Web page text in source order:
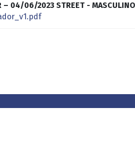
06/2023 STREET - MASCULINO